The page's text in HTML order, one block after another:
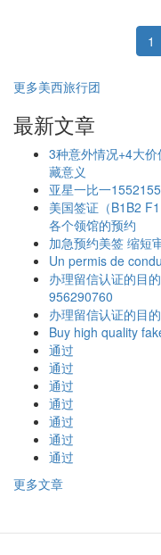
1
更多美西旅行团
最新文章
3种意外情况+4大
藏意义
亚星一比一
美国签证（B1B2
各个领馆的预约
加急预约美签 缩短
Un permis de
办理留信认证的目
956290760
办理留信认证的目
Buy high quality
通过
通过
通过
通过
通过
通过
通过
更多文章